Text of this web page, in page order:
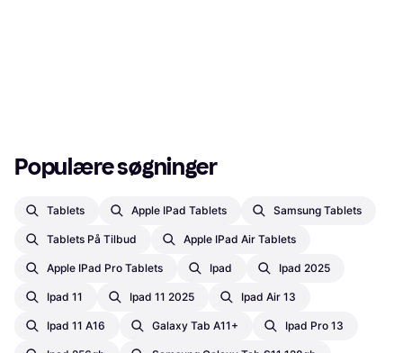
Populære søgninger
Tablets Apple IPad Tablets Samsung Tablets
Tablets På Tilbud Apple IPad Air Tablets
Apple IPad Pro Tablets Ipad Ipad 2025
Ipad 11 Ipad 11 2025 Ipad Air 13
Ipad 11 A16 Galaxy Tab A11+ Ipad Pro 13